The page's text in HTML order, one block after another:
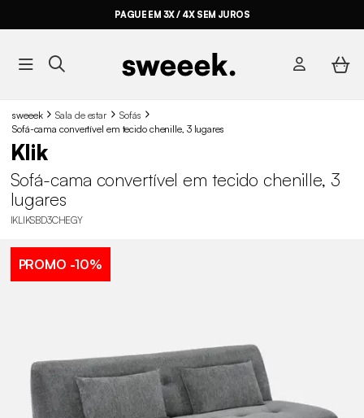
PAGUE EM 3X / 4X SEM JUROS
sweeek Sala de estar
Sofás
Sofá-cama convertível em tecido chenille, 3 lugares
Klik
Sofá-cama convertível em tecido chenille, 3
lugares
IKLIKSBD3CHEGY
PROMO -10%